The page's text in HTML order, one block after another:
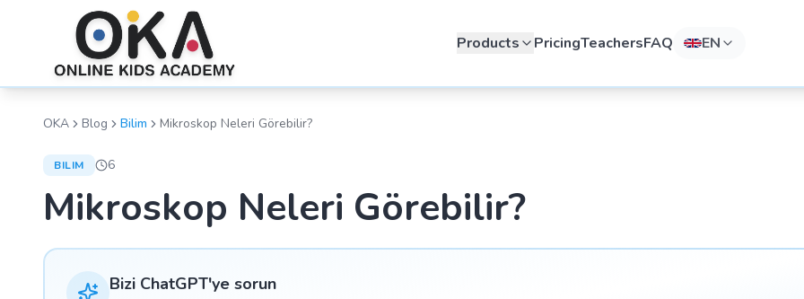
Products PricingTeachersFAQ EN
OKA Blog Bilim Mikroskop Neleri Görebilir?
BILIM 6
Mikroskop Neleri Görebilir?
Bizi ChatGPT'ye sorun